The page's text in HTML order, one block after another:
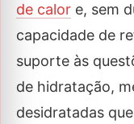
de calor e, sem
capacidade de
suporte às
de hidratação,
desidratadas